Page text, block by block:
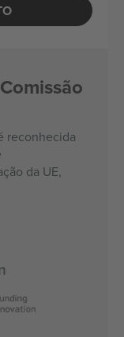
reconhecida
da UE,